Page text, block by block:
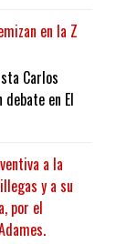
en la Z
Carlos
en El
a la
y a su
por el